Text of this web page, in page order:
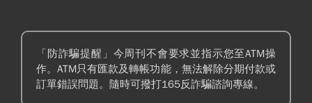
「防詐騙提醒」今周刊不會要求並指示您至ATM操
作。ATM只有匯款及轉帳功能，無法解除分期付款或
訂單錯誤問題。隨時可撥打165反詐騙諮詢專線。